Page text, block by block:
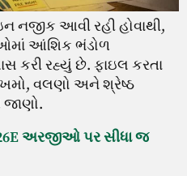
નજીક આવી રહી હોવાથી,
આંશિક ભંડોળ
કરી રહ્યું છે. ફાઇલ કરતા
વલણો અને શ્રેષ્ઠ
અરજીઓ પર સીધા જ